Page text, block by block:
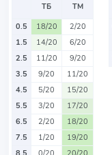
ТБ
ТМ
0.5
18/20
2/20
1.5
14/20
6/20
2.5
11/20
9/20
3.5
9/20
11/20
4.5
5/20
15/20
5.5
3/20
17/20
6.5
2/20
18/20
7.5
1/20
19/20